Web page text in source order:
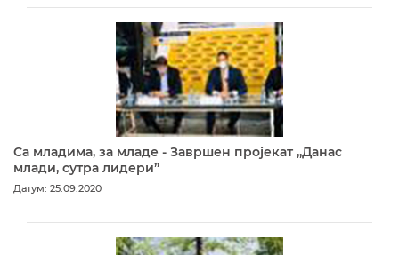
Са младима, за младе - Завршен пројекат „Данас
млади, сутра лидери”
Датум: 25.09.2020